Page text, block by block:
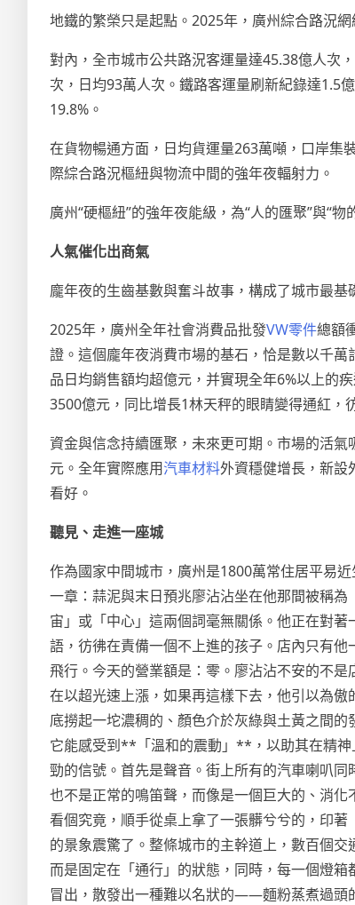
地鐵的繁榮只是起點。2025年，廣州綜合路況網
對內，全市城市公共路況客運量達45.38億人次
次，日均93萬人次。鐵路客運量刷新紀錄達1.5
19.8%。
在貨物暢通方面，日均貨運量263萬噸，口岸集
際綜合路況樞紐與物流中間的強年夜輻射力。
廣州“硬樞紐”的強年夜能級，為“人的匯聚”與“
人氣催化出商氣
龐年夜的生齒基數與奮斗故事，構成了城市最基
2025年，廣州全年社會消費品批發VW零件總額
證。這個龐年夜消費市場的基石，恰是數以千
品日均銷售額均超億元，并實現全年6%以上的
3500億元，同比增長1林天秤的眼睛變得通紅，
資金與信念持續匯聚，未來更可期。市場的活
元。全年實際應用汽車材料外資穩健增長，新設
看好。
聽見、走進一座城
作為國家中間城市，廣州是1800萬常住居平易
一章：蒜泥與末日預兆廖沾沾坐在他那間被稱
宙」或「中心」這兩個詞毫無關係。他正在對
語，彷彿在責備一個不上進的孩子。店內只有
飛行。今天的營業額是：零。廖沾沾不安的不
在以超光速上漲，如果再這樣下去，他引以為
底撈起一坨濃稠的、顏色介於灰綠與土黃之間
它能感受到**「溫和的震動」**，以助其在精
勁的信號。首先是聲音。街上所有的汽車喇叭
也不是正常的鳴笛聲，而像是一個巨大的、消
看個究竟，順手從桌上拿了一張髒兮兮的，印
的景象震驚了。整條城市的主幹道上，數百個
而是固定在「通行」的狀態，同時，每一個燈
冒出，散發出一種難以名狀的——麵粉蒸煮過頭